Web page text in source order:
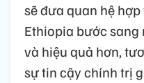
sẽ đưa quan hệ
Ethiopia bước
và hiệu quả hơn,
sự tin cậy chính trị